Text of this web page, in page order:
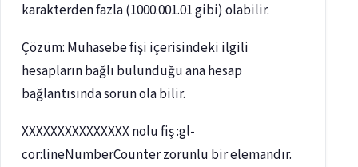
karakterden fazla (1000.001.01 gibi) olabilir.
Çözüm: Muhasebe fişi içerisindeki ilgili
hesapların bağlı bulunduğu ana hesap
bağlantısında sorun ola bilir.
XXXXXXXXXXXXXXX nolu fiş :gl-
cor:lineNumberCounter zorunlu bir elemandır.